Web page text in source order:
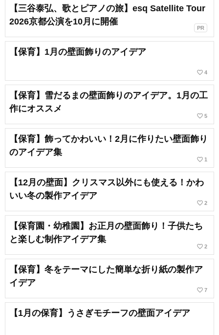
【三谷泰弘、歌とピアノの旅】esq Satellite Tour
2026京都公演を10月に開催
PR
【保育】1月の壁面飾りのアイデア
favorite_border 4
【保育】雪だるまの壁面飾りのアイデア。1月の工
作にオススメ
favorite_border 5
【保育】飾ってかわいい！2月に作りたい壁面飾り
のアイデア集
favorite_border 1
【12月の壁面】クリスマス以外にも使える！かわ
いい冬の製作アイデア
favorite_border 2
【保育園・幼稚園】お正月の壁面飾り！子供たち
と楽しむ制作アイデア集
favorite_border 2
【保育】冬をテーマにした簡単な折り紙の製作ア
イデア
favorite_border 7
【1月の保育】うさぎモチーフの壁面アイデア